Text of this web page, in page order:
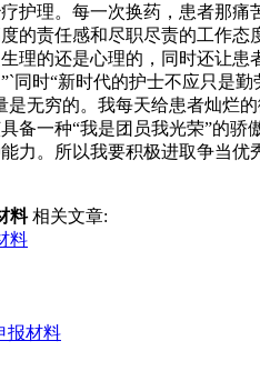
护理。每一次换药，患者那
的责任感和尽职尽责的工作
理的还是心理的，同时还让
同时“新时代的护士不应只是
无穷的。我每天给患者灿烂
备一种“我是团员我光荣”的
力。所以我要积极进取争当
料相关文章:
料
报材料